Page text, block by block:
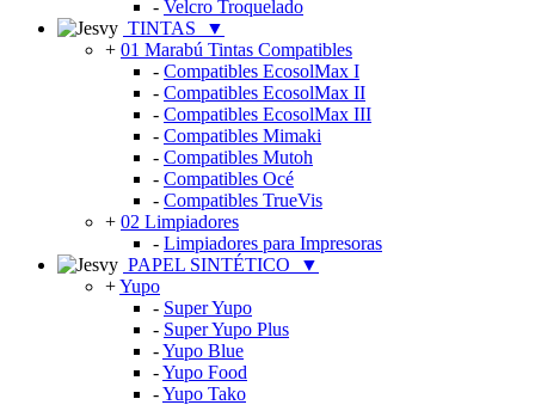
- Velcro Troquelado
TINTAS
▼
+ 01 Marabú Tintas Compatibles
- Compatibles EcosolMax I
- Compatibles EcosolMax II
- Compatibles EcosolMax III
- Compatibles Mimaki
- Compatibles Mutoh
- Compatibles Océ
- Compatibles TrueVis
+ 02 Limpiadores
- Limpiadores para Impresoras
PAPEL SINTÉTICO
▼
+Yupo
- Super Yupo
- Super Yupo Plus
-Yupo Blue
-Yupo Food
-Yupo Tako